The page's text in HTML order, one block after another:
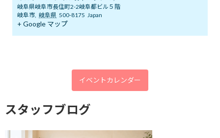
2026年5月
2025年12月
岐阜県岐阜市長住町2-2岐阜都ビル５階
岐阜市, 岐阜県 500-8175 Japan
+ Google マップ
イベントカレンダー
スタッフブログ